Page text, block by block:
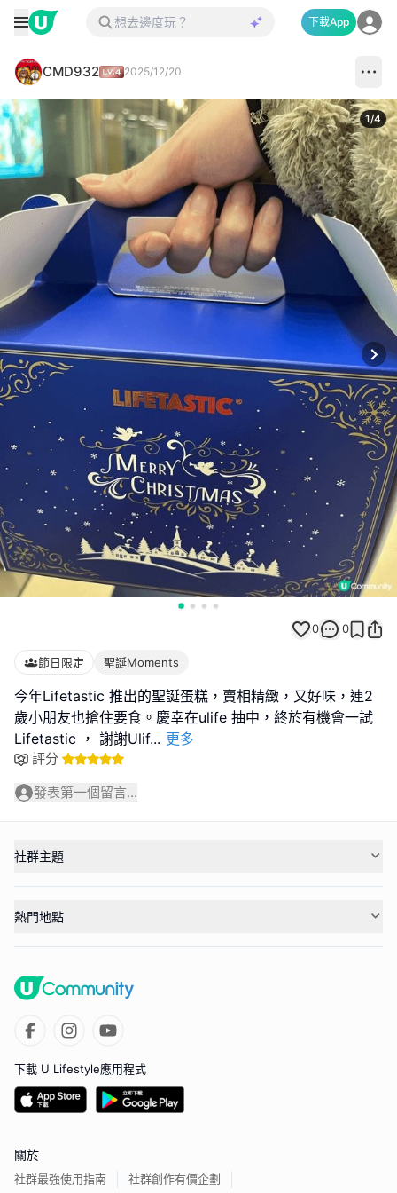
下載App
CMD932 2025/12/20
1/4
0 0
節日限定 聖誕Moments
今年Lifetastic 推出的聖誕蛋糕，賣相精緻，又好味，連2
歲小朋友也搶住要食。慶幸在ulife 抽中，終於有機會一試
Lifetastic ， 謝謝Ulif... 更多
評分
發表第一個留言...
社群主題
熱門地點
下載 U Lifestyle應用程式
關於
社群最強使用指南 社群創作有價企劃